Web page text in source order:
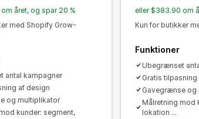
Segmentering Sporing
Forslag til optimering
året, og spar 20 %
med Shopify Grow-
antal kampagner
af design
og multiplikator
kunder: segment,
eller $383.90 om
Kun for butikker
Funktioner
Ubegrænset
Gratis tilpasning
Gavegrænse og
Målretning mod
lokation ...